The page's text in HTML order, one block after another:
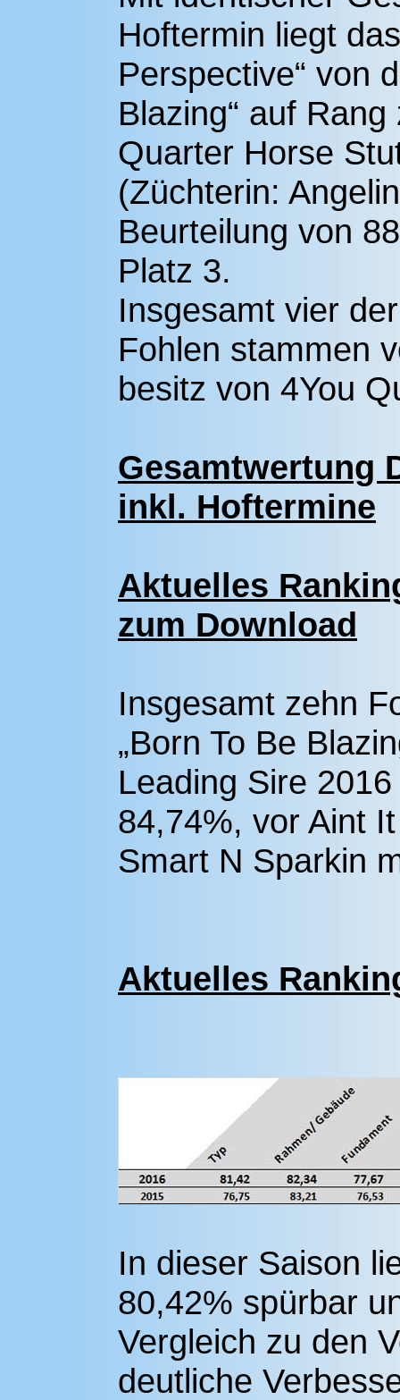
Hoftermin liegt
Perspective“ von
Blazing“ auf
Quarter Horse
(Züchterin:
Beurteilung von
Platz 3.
Insgesamt vier
Fohlen stammen
besitz von 4You
Gesamtwertung
inkl. Hoftermine
Aktuelles
zum Download
Insgesamt zehn
„Born To Be
Leading Sire
84,74%, vor Aint
Smart N Sparkin
Aktuelles
In dieser Saison
80,42% spürbar
Vergleich zu den
deutliche